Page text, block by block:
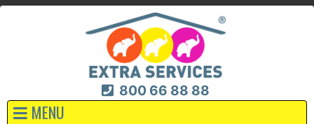
800 66 88 88
MENU